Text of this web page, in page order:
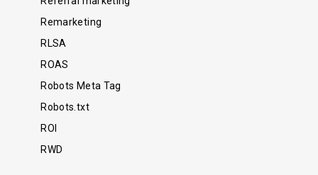
Remarketing
RLSA
ROAS
Robots Meta Tag
Robots.txt
ROI
RWD